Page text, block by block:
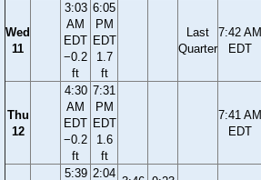
Wed
11
3:03
AM
EDT
−0.2
ft
6:05
PM
EDT
1.7
ft
Last
Quarter
7:42 AM
EDT
Thu
12
4:30
AM
EDT
−0.2
ft
7:31
PM
EDT
1.6
ft
7:41 AM
EDT
5:39 2:04